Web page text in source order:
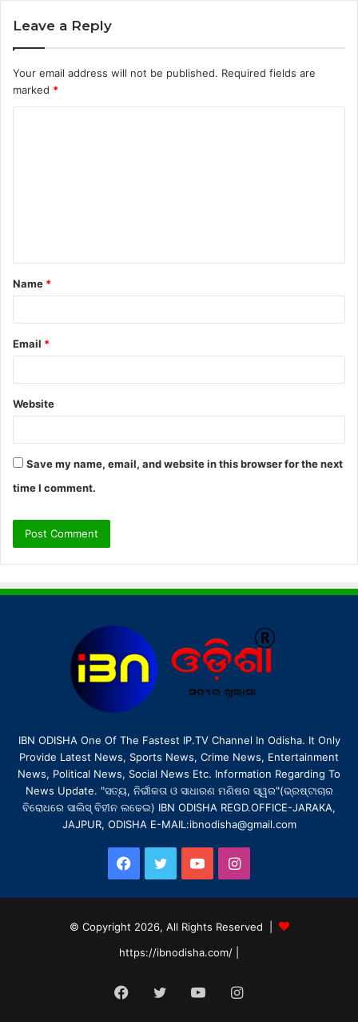
Leave a Reply
Your email address will not be published. Required fields are
marked *
t
*
Name *
Email *
Website
Save my name, email, and website in this browser for the next
time I comment.
IBN ODISHA One Of The Fastest IP.TV Channel In Odisha. It Only
Provide Latest News, Sports News, Crime News, Entertainment
News, Political News, Social News Etc. Information Regarding To
News Update. "ସତ୍ୟ, ନିର୍ଭୀକତା ଓ ସାଧାରଣ ମଣିଷର ସ୍ୱର"(ଭ୍ରଷ୍ଟାଚାର
ବିରୋଧରେ ସାଲିସ୍ ବିହୀନ ଲଢେଇ) IBN ODISHA REGD.OFFICE-JARAKA,
JAJPUR, ODISHA E-MAIL:ibnodisha@gmail.com
Facebook
TwitterYouTubeInstagram
© Copyright 2026, All Rights Reserved |
https://ibnodisha.com/
Facebook
TwitterYouTubeInstagram